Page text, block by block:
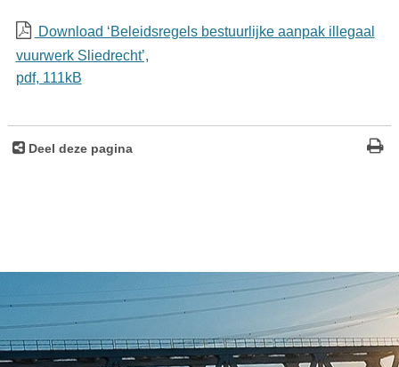
Download ‘Beleidsregels bestuurlijke aanpak illegaal
vuurwerk Sliedrecht’,
pdf, 111kB
Deel deze pagina